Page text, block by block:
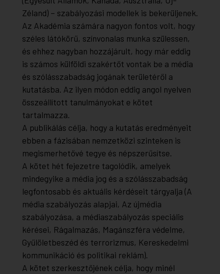
Zéland) – szabályozási modellek is bekerüljenek.
Az Akadémia számára nagyon fontos volt, hogy
széles látókörű, színvonalas munka szülessen,
és ehhez nagyban hozzájárult, hogy már eddig
is számos külföldi szakértőt vontak be a média
és szólásszabadság jogának területéről a
kutatásba. Az ilyen módon eddig angol nyelven
összeállított tanulmányokat e kötet
tartalmazza.
A publikálás célja, hogy a kutatás eredményeit
ebben a fázisában nemzetközi szinteken is
megismerhetővé tegye és népszerűsítse.
A kötet hét fejezetre tagolódik, amelyek
mindegyike a média jog és a szólásszabadság
legfontosabb és aktuális kérdéseit tárgyalja (A
média szabályozás alapjai, Az újmédia
szabályozása, a médiaszabályozás speciális
kérései, Rágalmazás, Magánszféra védelme,
Gyűlöletbeszéd és terrorizmus, Kereskedelmi
kommunikáció és politikai reklám).
A kötet szerkesztőjének célja, hogy minél